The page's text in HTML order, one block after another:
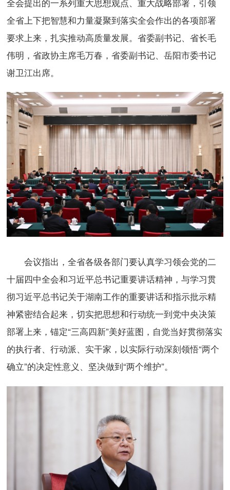
全省上下把智慧和力量凝聚到落实全会作出的各项部署
要求上来，扎实推动高质量发展。省委副书记、省长毛
伟明，省政协主席毛万春，省委副书记、岳阳市委书记
谢卫江出席。
会议指出，全省各级各部门要认真学习领会党的二
十届四中全会和习近平总书记重要讲话精神，与学习贯
彻习近平总书记关于湖南工作的重要讲话和指示批示精
神紧密结合起来，切实把思想和行动统一到党中央决策
部署上来，锚定“三高四新”美好蓝图，自觉当好贯彻落实
的执行者、行动派、实干家，以实际行动深刻领悟“两个
确立”的决定性意义、坚决做到“两个维护”。